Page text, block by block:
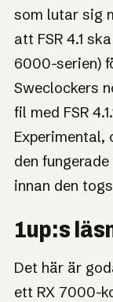
som lutar sig
att FSR 4.1
6000-serien)
Sweclockers
fil med FSR
Experimental,
den
innan den
1up:s
Det här är
ett RX 7000-